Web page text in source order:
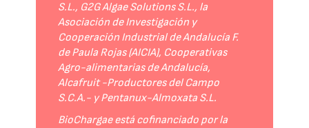
S.L., G2G Algae Solutions S.L., la
Asociación de Investigación y
Cooperación Industrial de Andalucía F.
de Paula Rojas (AICIA), Cooperativas
Agro-alimentarias de Andalucía,
Alcafruit -Productores del Campo
S.C.A.- y Pentanux-Almoxata S.L.
BioChargae está cofinanciado por la